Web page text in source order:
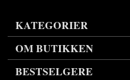
KATEGORIER
OM BUTIKKEN
BESTSELGERE